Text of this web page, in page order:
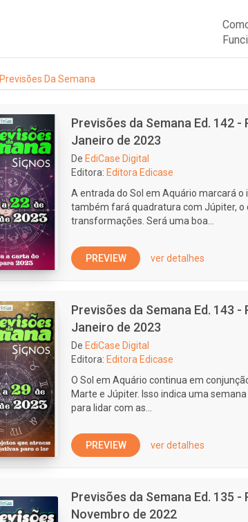
Previsões Da Semana
Previsões da Semana Ed. 142 -
Janeiro de 2023
De EdiCase Digital
Editora: Editora Edicase
A entrada do Sol em Aquário marcará o
também fará quadratura com Júpiter, o
transformações. Será uma boa...
PREVIEW ver detalhes
Previsões da Semana Ed. 143 -
Janeiro de 2023
De EdiCase Digital
Editora: Editora Edicase
O Sol em Aquário continua em
Marte e Júpiter. Isso indica uma
para lidar com as...
PREVIEW ver detalhes
Previsões da Semana Ed. 135 -
Novembro de 2022